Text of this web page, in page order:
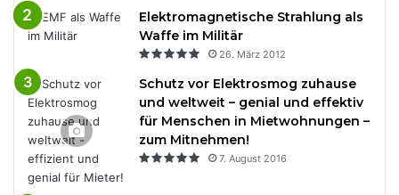
Elektromagnetische Strahlung als
Waffe im Militär
26. März 2012
Schutz vor Elektrosmog zuhause
und weltweit – genial und effektiv
für Menschen in Mietwohnungen –
zum Mitnehmen!
7. August 2016